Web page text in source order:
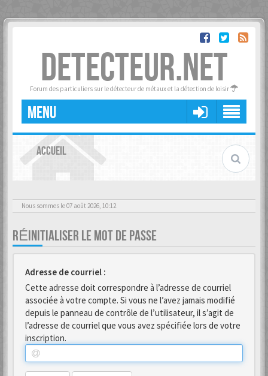
DETECTEUR.NET
Forum des particuliers sur le détecteur de métaux et la détection de loisir
MENU
ACCUEIL
Nous sommes le 07 août 2026, 10:12
RÉINITIALISER LE MOT DE PASSE
Adresse de courriel :
Cette adresse doit correspondre à l’adresse de courriel
associée à votre compte. Si vous ne l’avez jamais modifié
depuis le panneau de contrôle de l’utilisateur, il s’agit de
l’adresse de courriel que vous avez spécifiée lors de votre
inscription.